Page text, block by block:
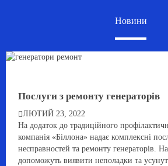
Новини
Послуги з ремонту генераторів
ЛЮТИЙ 23, 2022
На додаток до традиційного
компанія «Біллона» надає комплексні
несправностей та ремонту генераторів.
допоможуть виявити неполадки та